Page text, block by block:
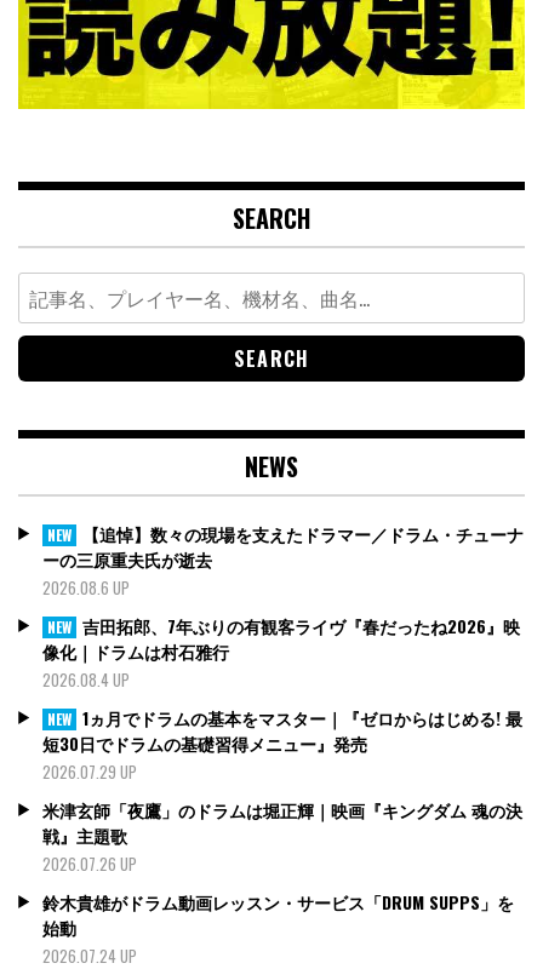
SEARCH
Search
for:
NEWS
NEW
【追悼】数々の現場を支えたドラマー／ドラム・チューナ
ーの三原重夫氏が逝去
2026.08.6 UP
NEW 吉田拓郎、7年ぶりの有観客ライヴ『春だったね2026』映
像化｜ドラムは村石雅行
2026.08.4 UP
NEW 1ヵ月でドラムの基本をマスター｜『ゼロからはじめる! 最
短30日でドラムの基礎習得メニュー』発売
2026.07.29 UP
米津玄師「夜鷹」のドラムは堀正輝｜映画『キングダム 魂の決
戦』主題歌
2026.07.26 UP
鈴木貴雄がドラム動画レッスン・サービス「DRUM SUPPS」を
始動
2026.07.24 UP